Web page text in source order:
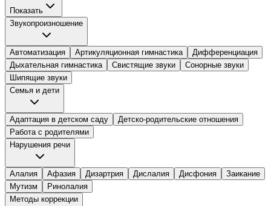
Показать
Звукопроизношение
Автоматизация Артикуляционная гимнастика
Дифференциация
Дыхательная гимнастика
Свистящие звуки
Сонорные звуки
Шипящие звуки
Семья и дети
Адаптация в детском саду
Детско-родительские отношения
Работа с родителями
Нарушения речи
Алалия Афазия Дизартрия Дислалия Дисфония
Заикание
Мутизм
Ринолалия
Методы коррекции